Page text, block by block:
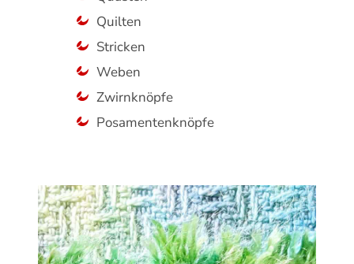
Quilten
Stricken
Weben
Zwirnknöpfe
Posamentenknöpfe